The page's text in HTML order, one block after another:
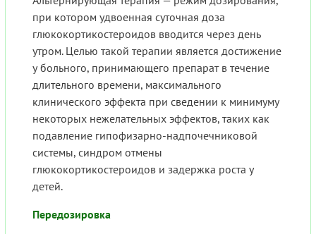
при котором удвоенная суточная доза
глюкокортикостероидов вводится через день
утром. Целью такой терапии является достижение
у больного, принимающего препарат в течение
длительного времени, максимального
клинического эффекта при сведении к минимуму
некоторых нежелательных эффектов, таких как
подавление гипофизарно-надпочечниковой
системы, синдром отмены
глюкокортикостероидов и задержка роста у
детей.
Передозировка